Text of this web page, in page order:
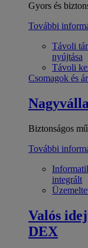
Gyors és
További
Távoli
nyújtása
Távoli
Csomagok és
Biztonságos
További
integrált
Valós
DEX